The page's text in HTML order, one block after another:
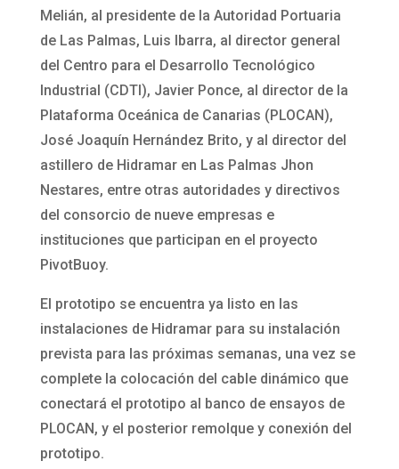
Melián, al presidente de la Autoridad Portuaria
de Las Palmas, Luis Ibarra, al director general
del Centro para el Desarrollo Tecnológico
Industrial (CDTI), Javier Ponce, al director de la
Plataforma Oceánica de Canarias (PLOCAN),
José Joaquín Hernández Brito, y al director del
astillero de Hidramar en Las Palmas Jhon
Nestares, entre otras autoridades y directivos
del consorcio de nueve empresas e
instituciones que participan en el proyecto
PivotBuoy.
El prototipo se encuentra ya listo en las
instalaciones de Hidramar para su instalación
prevista para las próximas semanas, una vez se
complete la colocación del cable dinámico que
conectará el prototipo al banco de ensayos de
PLOCAN, y el posterior remolque y conexión del
prototipo.